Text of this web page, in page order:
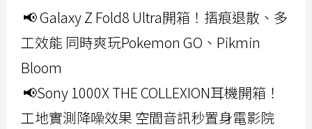
📢 Galaxy Z Fold8 Ultra開箱！摺痕退散、多
工效能 同時爽玩Pokemon GO、Pikmin
Bloom
📢Sony 1000X THE COLLEXION耳機開箱！
工地實測降噪效果 空間音訊秒置身電影院